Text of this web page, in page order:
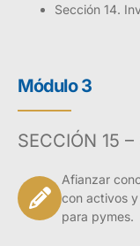
Sección 14.
Módulo 3
SECCIÓN 15 –
Afianzar
con activos
para pymes.